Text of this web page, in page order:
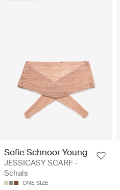
Sofie Schnoor Young
JESSICASY SCARF -
Schals
ONE SIZE